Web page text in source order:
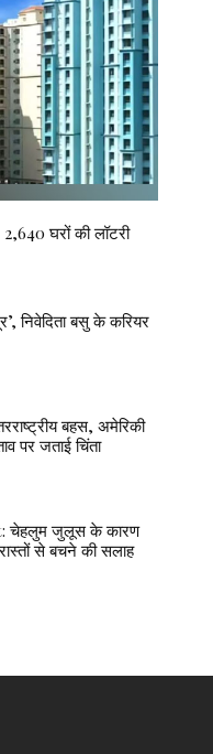
घरों की लॉटरी
निवेदिता बसु के करियर
बहस, अमेरिकी
पर जताई चिंता
चेहलुम जुलूस के कारण
से बचने की सलाह